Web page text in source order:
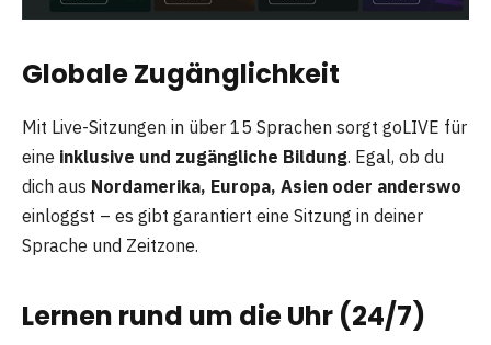
Globale Zugänglichkeit
Mit Live-Sitzungen in über 15 Sprachen sorgt goLIVE für
eine inklusive und zugängliche Bildung. Egal, ob du
dich aus Nordamerika, Europa, Asien oder anderswo
einloggst – es gibt garantiert eine Sitzung in deiner
Sprache und Zeitzone.
Lernen rund um die Uhr (24/7)